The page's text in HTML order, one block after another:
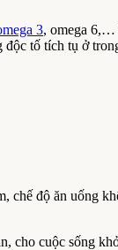
3, omega 6,…
tố tích tụ ở
độ ăn uống
cho cuộc sống